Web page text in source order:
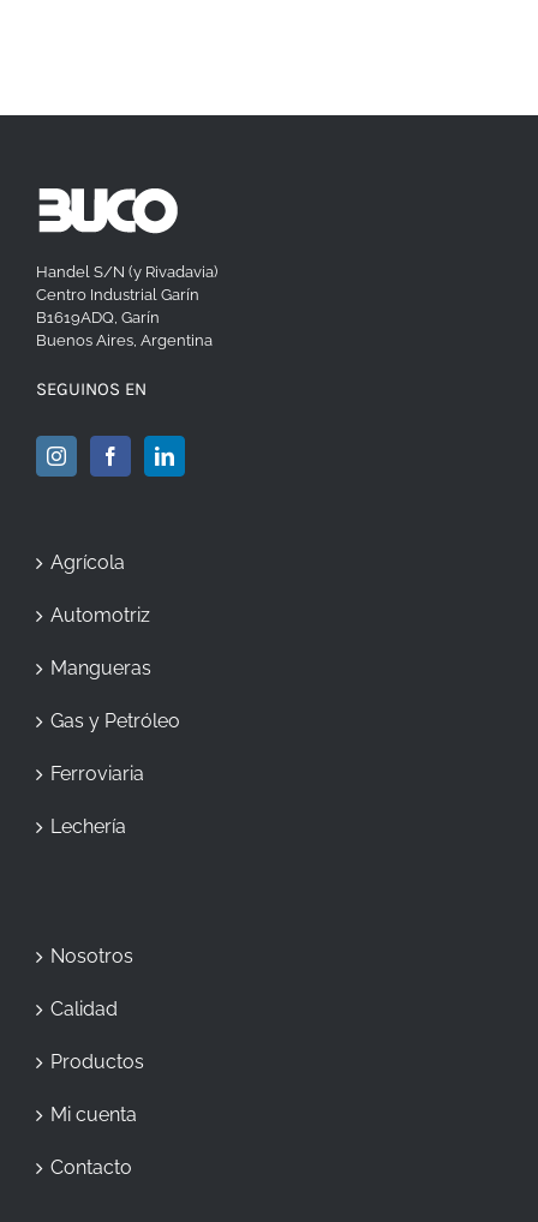
Handel S/N (y Rivadavia)
Centro Industrial Garín
B1619ADQ, Garín
Buenos Aires, Argentina
SEGUINOS EN
Agrícola
Automotriz
Mangueras
Gas y Petróleo
Ferroviaria
Lechería
Nosotros
Calidad
Productos
Mi cuenta
Contacto